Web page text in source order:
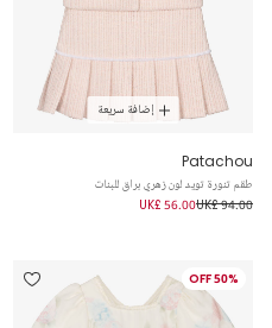
إضافة سريعة
Patachou
طقم تنورة تويد لون زهري براق للبنات
UK£ 94.00
UK£ 56.00
50% OFF